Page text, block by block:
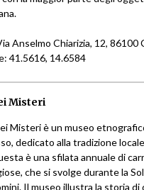
Anselmo Chiarizia, 12, 86100
41.5616, 14.6584
Misteri
Misteri è un museo
dedicato alla tradizione
è una sfilata annuale di
che si svolge durante la
Il museo illustra la storia di